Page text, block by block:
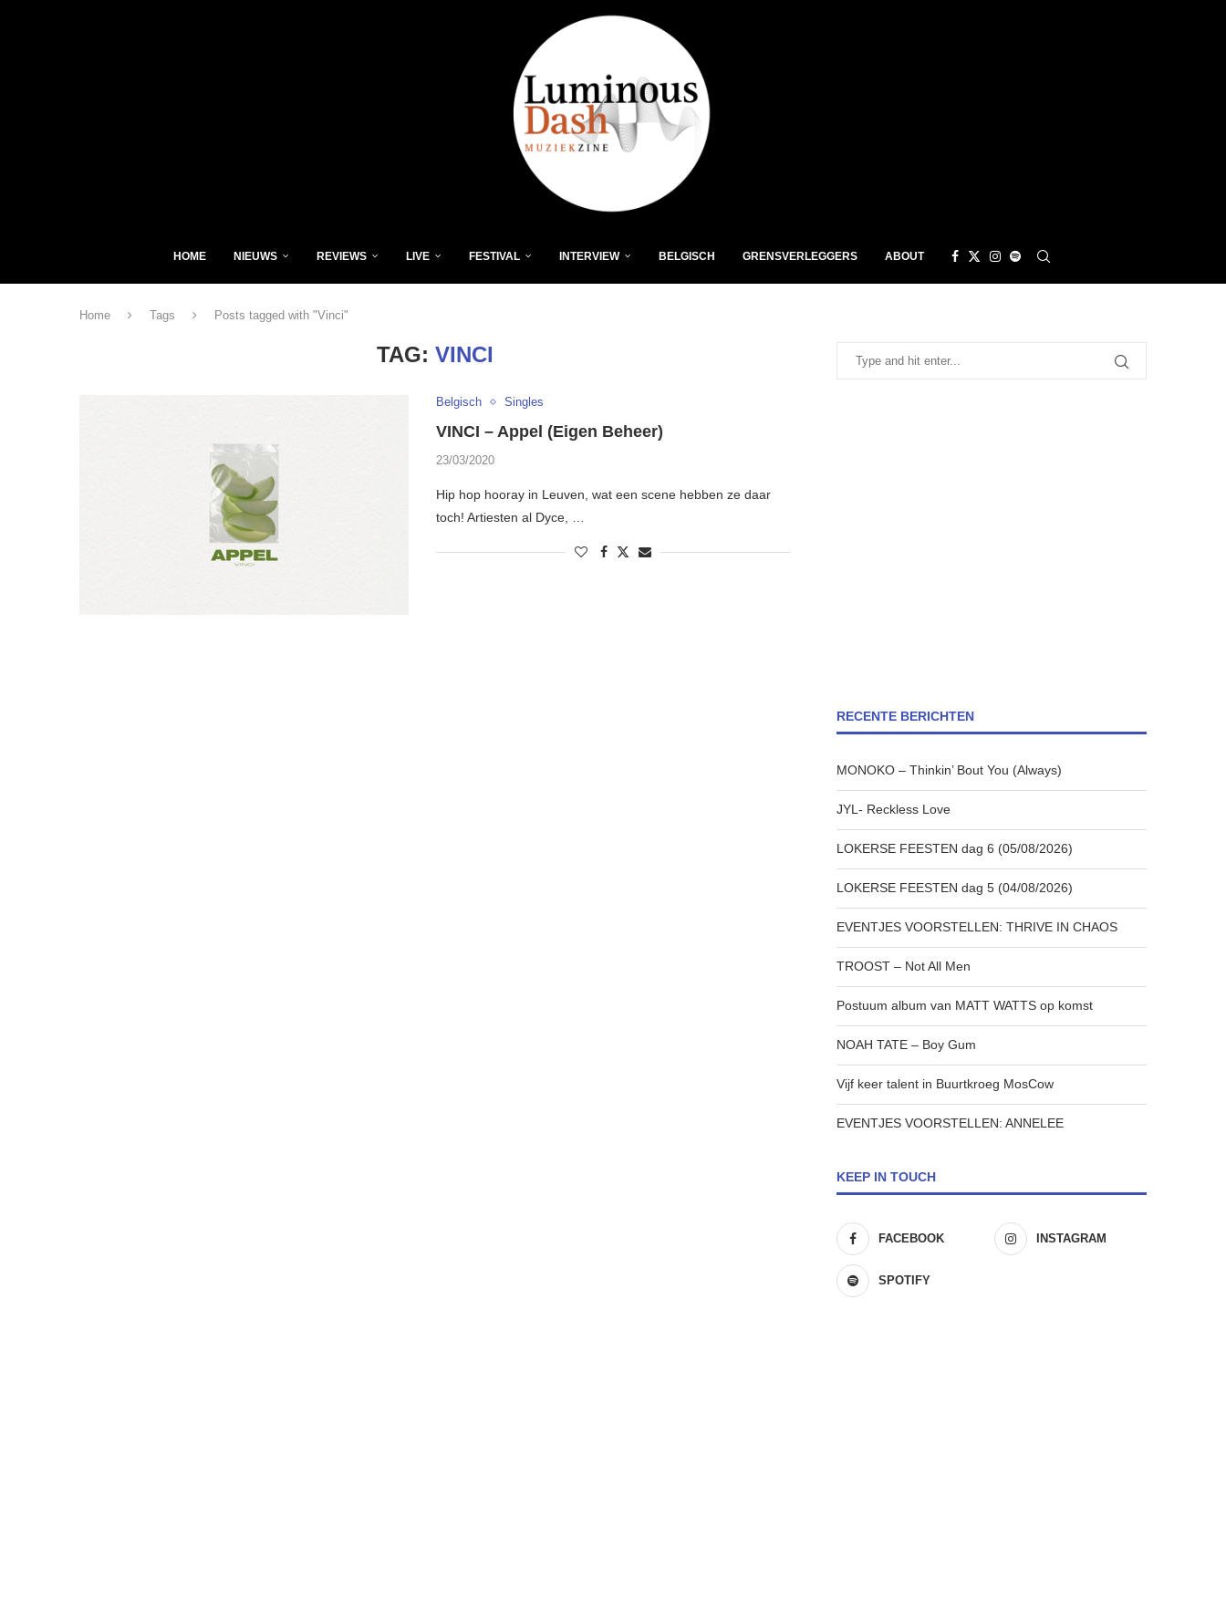
HOME NIEUWS REVIEWS LIVE FESTIVAL INTERVIEW BELGISCH GRENSVERLEGGERS ABOUT
Home Tags Posts tagged with "Vinci"
TAG: VINCI
Belgisch Singles
VINCI – Appel (Eigen Beheer)
23/03/2020
Hip hop hooray in Leuven, wat een scene hebben ze daar
toch! Artiesten al Dyce, …
RECENTE BERICHTEN
MONOKO – Thinkin’ Bout You (Always)
JYL- Reckless Love
LOKERSE FEESTEN dag 6 (05/08/2026)
LOKERSE FEESTEN dag 5 (04/08/2026)
EVENTJES VOORSTELLEN: THRIVE IN CHAOS
TROOST – Not All Men
Postuum album van MATT WATTS op komst
NOAH TATE – Boy Gum
Vijf keer talent in Buurtkroeg MosCow
EVENTJES VOORSTELLEN: ANNELEE
KEEP IN TOUCH
FACEBOOK INSTAGRAM
SPOTIFY